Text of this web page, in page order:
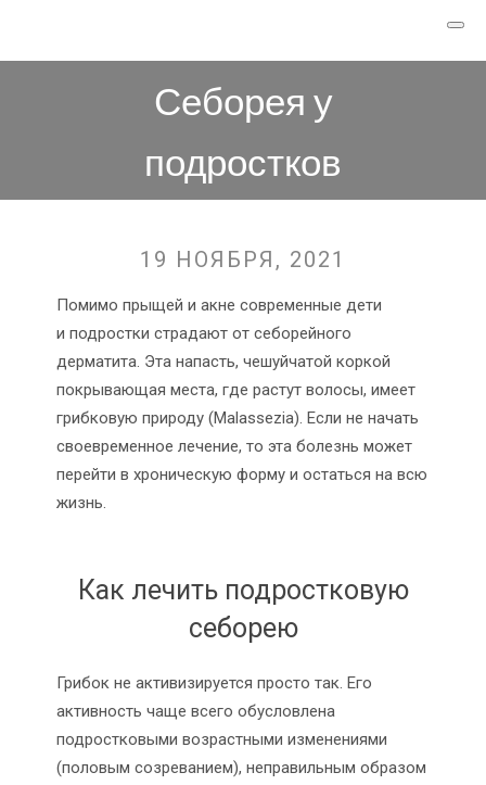
Себорея у
подростков
19 НОЯБРЯ, 2021
Помимо прыщей и акне современные дети
и подростки страдают от себорейного
дерматита. Эта напасть, чешуйчатой коркой
покрывающая места, где растут волосы, имеет
грибковую природу (Malassezia). Если не начать
своевременное лечение, то эта болезнь может
перейти в хроническую форму и остаться на всю
жизнь.
Как лечить подростковую
себорею
Грибок не активизируется просто так. Его
активность чаще всего обусловлена
подростковыми возрастными изменениями
(половым созреванием), неправильным образом